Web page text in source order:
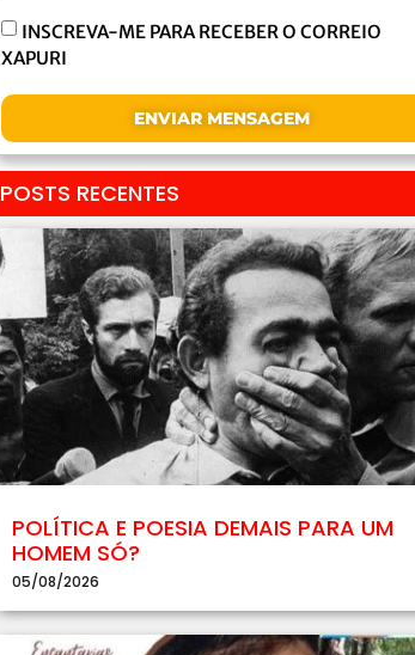
INSCREVA-ME PARA RECEBER O CORREIO
XAPURI
ENVIAR MENSAGEM
POSTS RECENTES
POLÍTICA E POESIA DEMAIS PARA UM
HOMEM SÓ?
05/08/2026